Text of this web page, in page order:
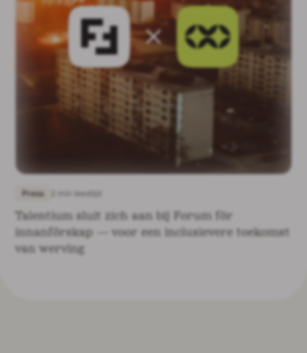
Press 2 min leestijd
Talentium sluit zich aan bij Forum för
innanförskap — voor een inclusievere toekomst
van werving